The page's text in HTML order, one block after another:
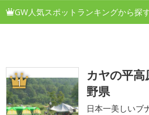
GW人気スポットランキングから探
1
カヤの平
野県
日本一美しいブ